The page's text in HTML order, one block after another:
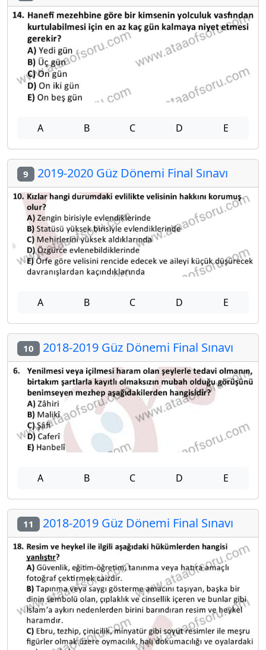
A B C D E
9 2019-2020 Güz Dönemi Final Sınavı
A B C D E
10 2018-2019 Güz Dönemi Final Sınavı
A B C D E
11 2018-2019 Güz Dönemi Final Sınavı